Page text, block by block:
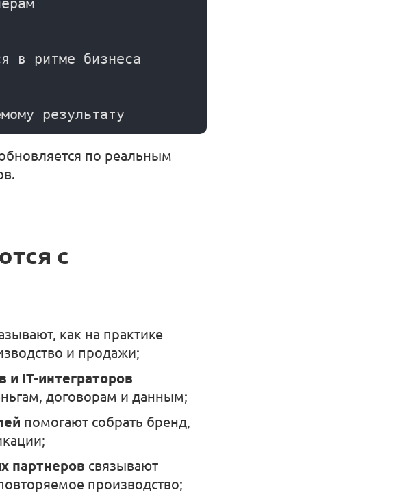
в ритме бизнеса
по реальным
с
как на практике
и продажи;
IT-интеграторов
договорам и данным;
помогают собрать бренд,
партнеров связывают
производство;